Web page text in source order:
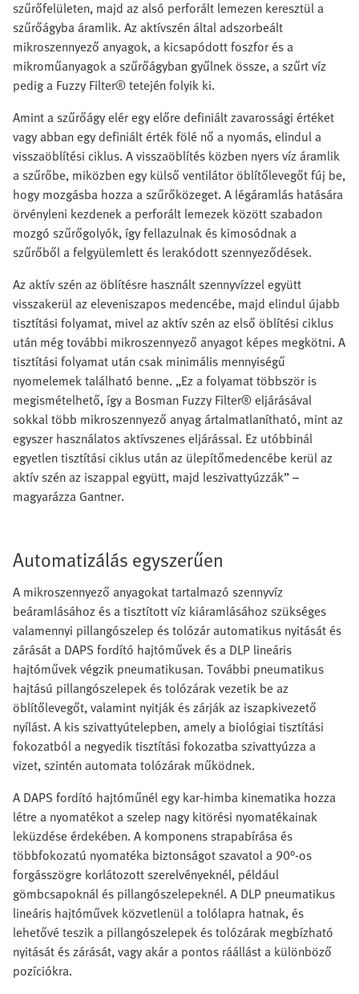
szűrőfelületen, majd az alsó perforált lemezen keresztül a
szűrőágyba áramlik. Az aktívszén által adszorbeált
mikroszennyező anyagok, a kicsapódott foszfor és a
mikroműanyagok a szűrőágyban gyűlnek össze, a szűrt víz
pedig a Fuzzy Filter® tetején folyik ki.
Amint a szűrőágy elér egy előre definiált zavarossági értéket
vagy abban egy definiált érték fölé nő a nyomás, elindul a
visszaöblítési ciklus. A visszaöblítés közben nyers víz áramlik
a szűrőbe, miközben egy külső ventilátor öblítőlevegőt fúj be,
hogy mozgásba hozza a szűrőközeget. A légáramlás hatására
örvényleni kezdenek a perforált lemezek között szabadon
mozgó szűrőgolyók, így fellazulnak és kimosódnak a
szűrőből a felgyülemlett és lerakódott szennyeződések.
Az aktív szén az öblítésre használt szennyvízzel együtt
visszakerül az eleveniszapos medencébe, majd elindul újabb
tisztítási folyamat, mivel az aktív szén az első öblítési ciklus
után még további mikroszennyező anyagot képes megkötni. A
tisztítási folyamat után csak minimális mennyiségű
nyomelemek található benne. „Ez a folyamat többször is
megismételhető, így a Bosman Fuzzy Filter® eljárásával
sokkal több mikroszennyező anyag ártalmatlanítható, mint az
egyszer használatos aktívszenes eljárással. Ez utóbbinál
egyetlen tisztítási ciklus után az ülepítőmedencébe kerül az
aktív szén az iszappal együtt, majd leszivattyúzzák” –
magyarázza Gantner.
Automatizálás egyszerűen
A mikroszennyező anyagokat tartalmazó szennyvíz
beáramlásához és a tisztított víz kiáramlásához szükséges
valamennyi pillangószelep és tolózár automatikus nyitását és
zárását a DAPS fordító hajtóművek és a DLP lineáris
hajtóművek végzik pneumatikusan. További pneumatikus
hajtású pillangószelepek és tolózárak vezetik be az
öblítőlevegőt, valamint nyitják és zárják az iszapkivezető
nyílást. A kis szivattyútelepben, amely a biológiai tisztítási
fokozatból a negyedik tisztítási fokozatba szivattyúzza a
vizet, szintén automata tolózárak működnek.
A DAPS fordító hajtóműnél egy kar-himba kinematika hozza
létre a nyomatékot a szelep nagy kitörési nyomatékainak
leküzdése érdekében. A komponens strapabírása és
többfokozatú nyomatéka biztonságot szavatol a 90°-os
forgásszögre korlátozott szerelvényeknél, például
gömbcsapoknál és pillangószelepeknél. A DLP pneumatikus
lineáris hajtóművek közvetlenül a tolólapra hatnak, és
lehetővé teszik a pillangószelepek és tolózárak megbízható
nyitását és zárását, vagy akár a pontos ráállást a különböző
pozíciókra.